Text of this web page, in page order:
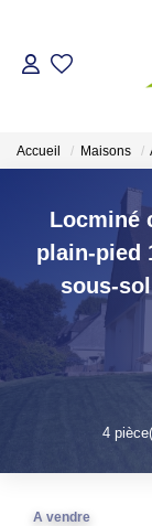
Accueil Maisons
Locminé
plain-pied
sous-
4
A vendre